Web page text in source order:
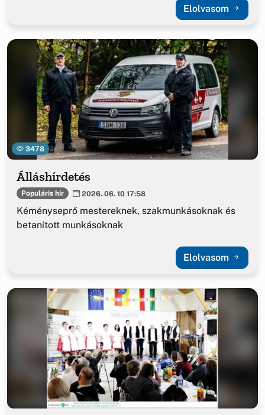
Elolvasom
3478
Álláshírdetés
Populáris hír 2026. 06. 10 17:58
Kéményseprő mestereknek, szakmunkásoknak és
betanított munkásoknak
Elolvasom